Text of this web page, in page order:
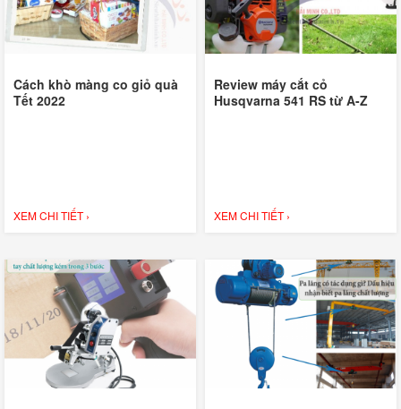
Cách khò màng co giỏ quà
Tết 2022
XEM CHI TIẾT ›
Review máy cắt cỏ
Husqvarna 541 RS từ A-Z
XEM CHI TIẾT ›